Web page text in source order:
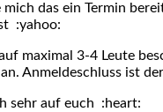
das ein Termin
:yahoo:
maximal 3-4 Leute
Anmeldeschluss ist
sehr auf euch :heart: